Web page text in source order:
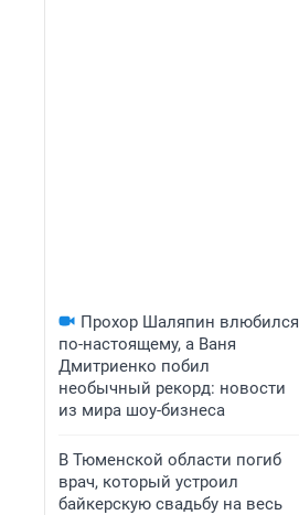
Прохор Шаляпин влюбился
по-настоящему, а Ваня
Дмитриенко побил
необычный рекорд: новости
из мира шоу-бизнеса
В Тюменской области погиб
врач, который устроил
байкерскую свадьбу на весь